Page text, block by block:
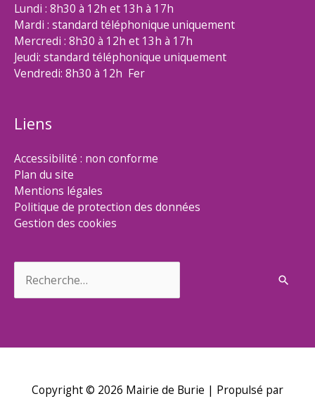
Lundi : 8h30 à 12h et 13h à 17h
Mardi : standard téléphonique uniquement
Mercredi : 8h30 à 12h et 13h à 17h
Jeudi: standard téléphonique uniquement
Vendredi: 8h30 à 12h Fer
Liens
Accessibilité : non conforme
Plan du site
Mentions légales
Politique de protection des données
Gestion des cookies
Copyright © 2026 Mairie de Burie | Propulsé par